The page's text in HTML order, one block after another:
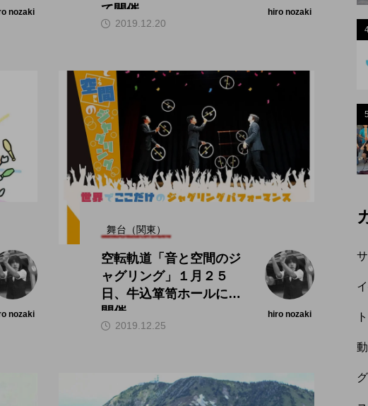
nozaki
て開催。
hiro nozaki
2019.12.20
nozaki
舞台（関東）
空転軌道「音と空間のジ
ャグリング」１月２５
日、牛込箪笥ホールにて
開催。
hiro nozaki
2019.12.25
5